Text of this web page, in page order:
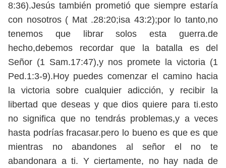
8:36).Jesús también prometió que siempre estaría
con nosotros ( Mat .28:20;isa 43:2);por lo tanto,no
tenemos que librar solos esta guerra.de
hecho,debemos recordar que la batalla es del
Señor (1 Sam.17:47),y nos promete la victoria (1
Ped.1:3-9).Hoy puedes comenzar el camino hacia
la victoria sobre cualquier adicción, y recibir la
libertad que deseas y que dios quiere para ti.esto
no significa que no tendrás problemas,y a veces
hasta podrías fracasar.pero lo bueno es que es que
mientras no abandones al señor el no te
abandonara a ti. Y ciertamente, no hay nada de